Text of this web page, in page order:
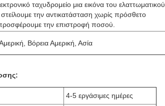
ταχυδρομείο μια εικόνα του ελαττωματικού
την αντικατάσταση χωρίς πρόσθετο
την επιστροφή ποσού.
Βόρεια Αμερική, Ασία
4-5 εργάσιμες ημέρες